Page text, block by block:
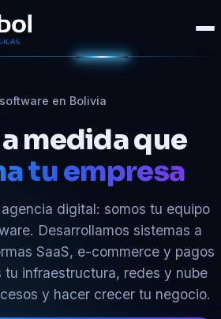
en Bolivia
medida que
tu empresa
digital: somos tu equipo
Desarrollamos sistemas a
SaaS, e-commerce y pagos
tu infraestructura, redes y nube
y hacer crecer tu negocio.